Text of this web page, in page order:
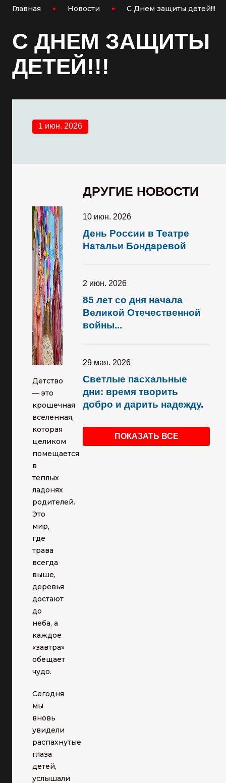
Главная Новости С Днем защиты детей!!!
С ДНЕМ ЗАЩИТЫ
ДЕТЕЙ!!!
1 июн. 2026
Детство
— это
крошечная
вселенная,
которая
целиком
помещается
в
теплых
ладонях
родителей.
Это
мир,
где
трава
всегда
выше,
деревья
достают
до
неба, а
каждое
«завтра»
обещает
чудо.
Сегодня
мы
вновь
увидели
распахнутые
глаза
детей,
услышали
ДРУГИЕ НОВОСТИ
10 июн. 2026
День России в Театре
Натальи Бондаревой
2 июн. 2026
85 лет со дня начала
Великой Отечественной
войны...
29 мая. 2026
Светлые пасхальные
дни: время творить
добро и дарить надежду.
ПОКАЗАТЬ ВСЕ